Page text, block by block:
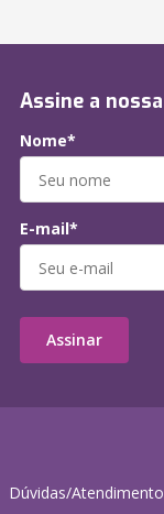
Dúvidas/Atendimento
Assine a
Nome*
E-mail*
Assinar